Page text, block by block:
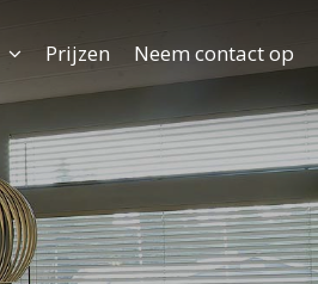
Prijzen Neem contact op